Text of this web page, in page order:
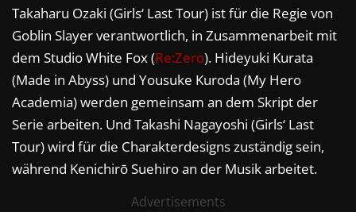
Takaharu Ozaki (Girls‘ Last Tour) ist für die Regie von
Goblin Slayer verantwortlich, in Zusammenarbeit mit
dem Studio White Fox (Re:Zero). Hideyuki Kurata
(Made in Abyss) und Yousuke Kuroda (My Hero
Academia) werden gemeinsam an dem Skript der
Serie arbeiten. Und Takashi Nagayoshi (Girls‘ Last
Tour) wird für die Charakterdesigns zuständig sein,
während Kenichirō Suehiro an der Musik arbeitet.
Advertisements